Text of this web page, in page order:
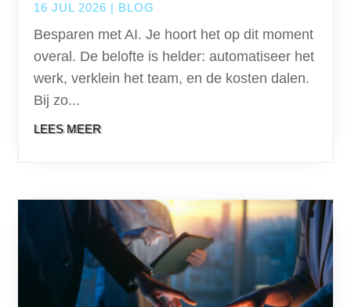
16 JUL 2026 | BLOG
Besparen met AI. Je hoort het op dit moment
overal. De belofte is helder: automatiseer het
werk, verklein het team, en de kosten dalen.
Bij zo...
LEES MEER